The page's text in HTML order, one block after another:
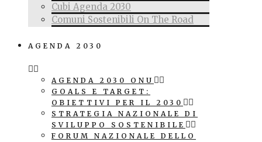
Cubi Agenda 2030
Comuni Sostenibili On The Road
AGENDA 2030
AGENDA 2030 ONU
GOALS E TARGET:
OBIETTIVI PER IL 2030
STRATEGIA NAZIONALE DI
SVILUPPO SOSTENIBILE
FORUM NAZIONALE DELLO